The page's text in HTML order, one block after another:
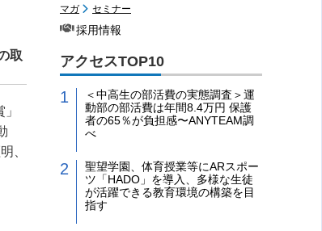
取
、
マガ
セミナー
採用情報
アクセスTOP10
＜中高生の部活費の実態調査＞運
動部の部活費は年間8.4万円 保護
者の65％が負担感〜ANYTEAM調
べ
聖望学園、体育授業等にARスポー
ツ「HADO」を導入、多様な生徒
が活躍できる教育環境の構築を目
指す